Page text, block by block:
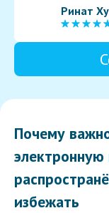
Ринат
Почему
избежать